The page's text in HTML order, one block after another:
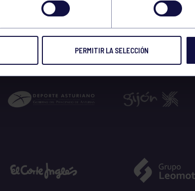
PERMITIR LA SELECCIÓN